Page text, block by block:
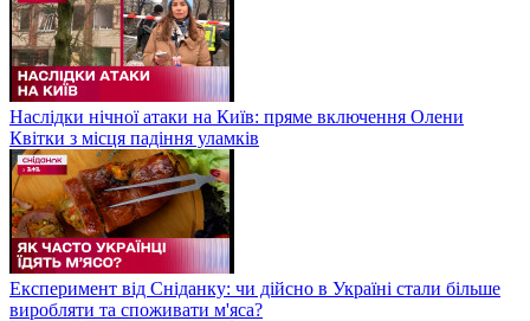
Наслідки нічної атаки на Київ: пряме включення Олени
Квітки з місця падіння уламків
Експеримент від Сніданку: чи дійсно в Україні стали більше
виробляти та споживати м'яса?